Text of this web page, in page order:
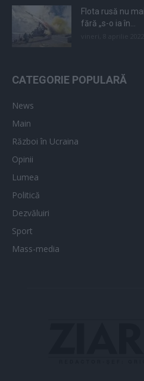
Flota rusă nu
fără „s-o ia în...
CATEGORIE POPULARĂ
News
Main
Război în Ucraina
Opinii
Lumea
Politică
Dezvăluiri
Sport
Mass-media